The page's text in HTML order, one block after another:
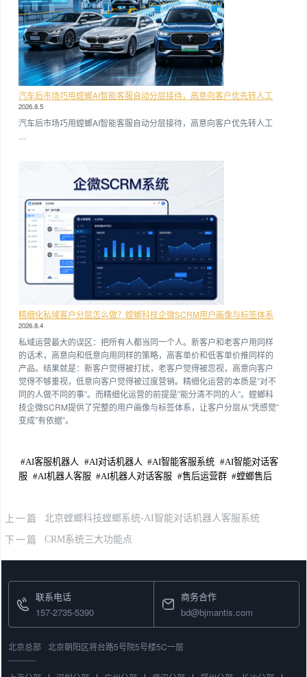
汽车后市场巧用螳螂AI智能客服自动分层接待，高意向客户优先转人工
2026.8.5
汽车后市场巧用螳螂AI智能客服自动分层接待，高意向客户优先转人工
精细化私域客户分层怎么做？螳螂科技企微SCRM用户画像与标签体系
2026.8.4
私域运营最大的误区：把所有人都当同一个人。新客户和老客户用同样
的话术，高意向和低意向用同样的策略，高客单价和低客单价推同样的
产品。结果就是：新客户觉得被打扰，老客户觉得被忽视，高意向客户
觉得不够重视，低意向客户觉得被过度营销。精细化运营的本质是”对不
同的人做不同的事”。而精细化运营的前提是”能分清不同的人”。螳螂科
技企微SCRM提供了完整的用户画像与标签体系，让客户分层从”凭感觉”
变成”有依据”。
#AI客服机器人 #AI对话机器人 #AI智能客服系统 #AI智能对话客
服 #AI机器人客服 #AI机器人对话客服 #售后运营群 #螳螂售后
上一篇 北京螳螂科技螳螂系统-AI智能对话机器人客服系统
下一篇 CRM系统三大功能点
联系电话
157-2735-5390
商务合作
bd@bjmantis.com
北京总部 北京朝阳区将台路5号院5号楼5C一层